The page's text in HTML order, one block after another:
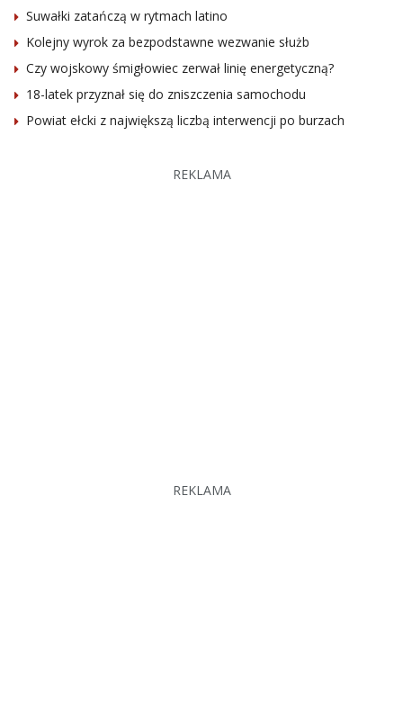
Suwałki zatańczą w rytmach latino
Kolejny wyrok za bezpodstawne wezwanie służb
Czy wojskowy śmigłowiec zerwał linię energetyczną?
18-latek przyznał się do zniszczenia samochodu
Powiat ełcki z największą liczbą interwencji po burzach
REKLAMA
REKLAMA